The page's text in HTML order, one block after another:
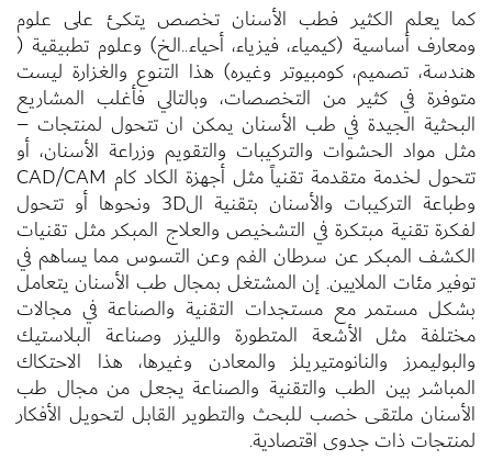
كما يعلم الكثير فطب الأسنان تخصص يتكئ على علوم
ومعارف أساسية (كيمياء، فيزياء، أحياء..الخ) وعلوم تطبيقية (
هندسة، تصميم، كومبيوتر وغيره) هذا التنوع والغزارة ليست
متوفرة في كثير من التخصصات، وبالتالي فأغلب المشاريع
البحثية الجيدة في طب الأسنان يمكن ان تتحول لمنتجات –
مثل مواد الحشوات والتركيبات والتقويم وزراعة الأسنان، أو
تتحول لخدمة متقدمة تقنياً مثل أجهزة الكاد كام CAD/CAM
وطباعة التركيبات والأسنان بتقنية ال3D ونحوها أو تتحول
لفكرة تقنية مبتكرة في التشخيص والعلاج المبكر مثل تقنيات
الكشف المبكر عن سرطان الفم وعن التسوس مما يساهم في
توفير مئات الملايين. إن المشتغل بمجال طب الأسنان يتعامل
بشكل مستمر مع مستجدات التقنية والصناعة في مجالات
مختلفة مثل الأشعة المتطورة والليزر وصناعة البلاستيك
والبوليمرز والنانومتيريلز والمعادن وغيرها، هذا الاحتكاك
المباشر بين الطب والتقنية والصناعة يجعل من مجال طب
الأسنان ملتقى خصب للبحث والتطوير القابل لتحويل الأفكار
لمنتجات ذات جدوى اقتصادية.